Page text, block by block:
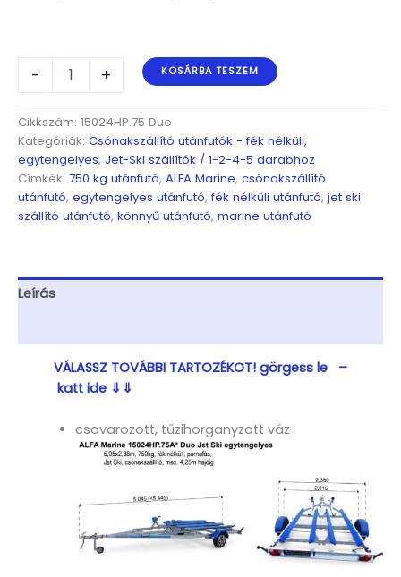
-
Duo
Jet
Ski
Egytengelyes,
5,0×2,38m,
750kg,
fék
Jet
Ski,
hajóig
mennyiség
+ KOSÁRBA TESZEM
Cikkszám: 15024HP.75 Duo
Kategóriák: Csónakszállító utánfutók - fék nélküli,
egytengelyes, Jet-Ski szállítók / 1-2-4-5 darabhoz
Címkék: 750 kg utánfutó, ALFA Marine, csónakszállító
utánfutó, egytengelyes utánfutó,fék nélküli utánfutó, jet ski
szállító utánfutó, könnyű utánfutó, marine utánfutó
Leírás
VÁLASSZ TOVÁBBI TARTOZÉKOT! görgess le –
katt ide ⇓⇓
csavarozott, tűzihorganyzott váz